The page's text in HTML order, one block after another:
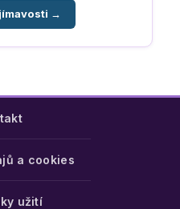
→
a cookies
užití